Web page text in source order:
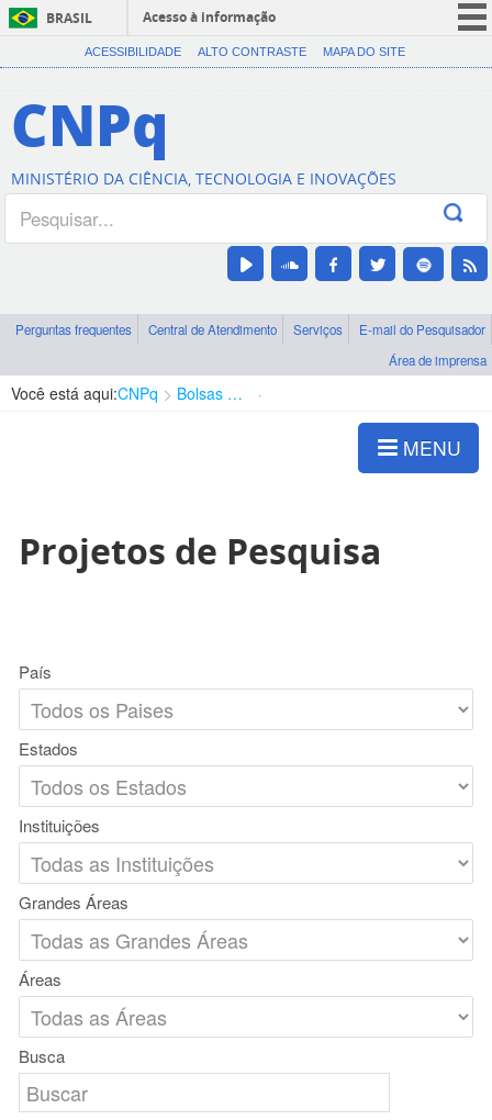
BRASIL
Acesso à informação
CORONAVÍRUS (COVID-19)
Canais
ACESSIBILIDADE ALTO CONTRASTE MAPA DO SITE
CNPq
MINISTÉRIO DA CIÊNCIA, TECNOLOGIA E INOVAÇÕES
Perguntas frequentes Central de Atendimento Serviços
E-mail do Pesquisador
Área de imprensa
Você está aqui:CNPq Bolsas e Auxílios Vigentes
MENU
Projetos de Pesquisa
País
Estados
Instituições
Grandes Áreas
Áreas
Busca